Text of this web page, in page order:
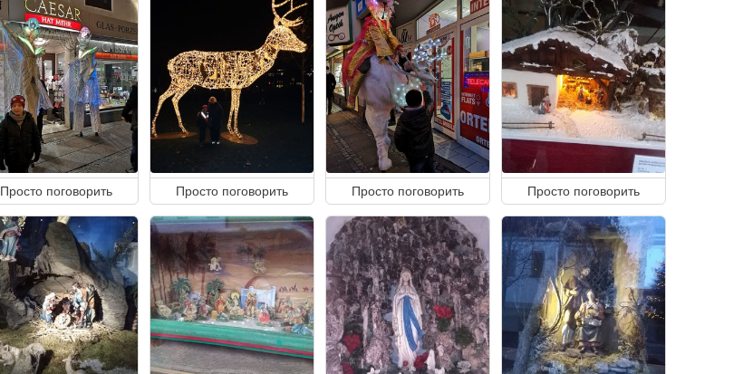
Просто поговорить Просто поговорить Просто поговорить Просто поговорить